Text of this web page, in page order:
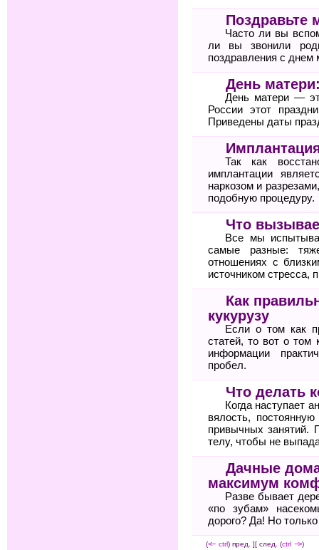
Поздравьте
Часто ли вы
ли вы звонили
поздравления с днем
День
День матери —
России этот
Приведены даты
Так как
имплантации
наркозом и
подобную процедуру.
Что
Все мы
самые разные:
отношениях с
источником стресса,
Как
кукурузу
Если о том как
статей, то вот о том
информации
пробел.
Что делать
Когда наступает
вялость,
привычных занятий.
телу, чтобы не
Дачные
максимум
Разве бывает
«по зубам»
дорого? Да! Но
(<-- ctrl) пред. ][ след. (ctrl --> )